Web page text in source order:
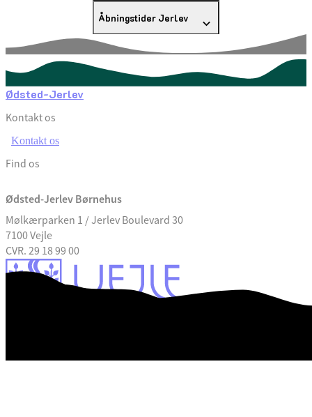
Åbningstider Jerlev
Ødsted-Jerlev
Kontakt os
Kontakt os
Find os
Ødsted-Jerlev Børnehus
Mølkærparken 1 / Jerlev Boulevard 30
7100 Vejle
CVR. 29 18 99 00